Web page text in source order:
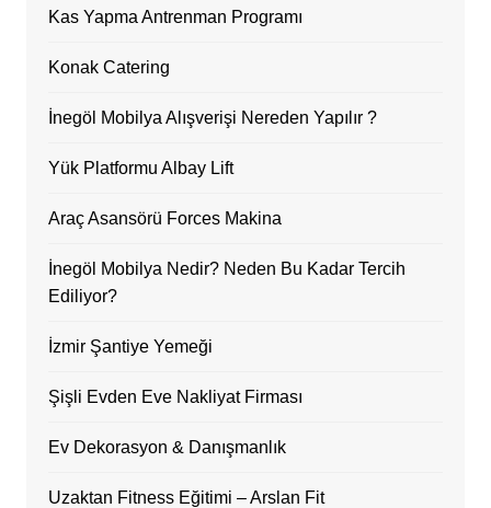
Kas Yapma Antrenman Programı
Konak Catering
İnegöl Mobilya Alışverişi Nereden Yapılır ?
Yük Platformu Albay Lift
Araç Asansörü Forces Makina
İnegöl Mobilya Nedir? Neden Bu Kadar Tercih
Ediliyor?
İzmir Şantiye Yemeği
Şişli Evden Eve Nakliyat Firması
Ev Dekorasyon & Danışmanlık
Uzaktan Fitness Eğitimi – Arslan Fit